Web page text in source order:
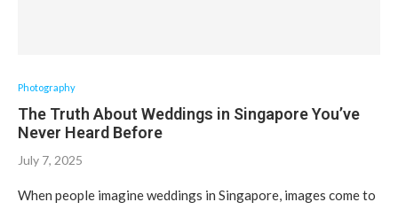
Photography
The Truth About Weddings in Singapore You’ve
Never Heard Before
July 7, 2025
When people imagine weddings in Singapore, images come to